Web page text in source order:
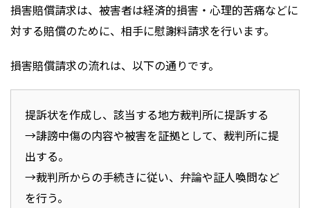
損害賠償請求は、被害者は経済的損害・心理的苦痛などに
対する賠償のために、相手に慰謝料請求を行います。
損害賠償請求の流れは、以下の通りです。
提訴状を作成し、該当する地方裁判所に提訴する
→誹謗中傷の内容や被害を証拠として、裁判所に提
出する。
→裁判所からの手続きに従い、弁論や証人喚問など
を行う。